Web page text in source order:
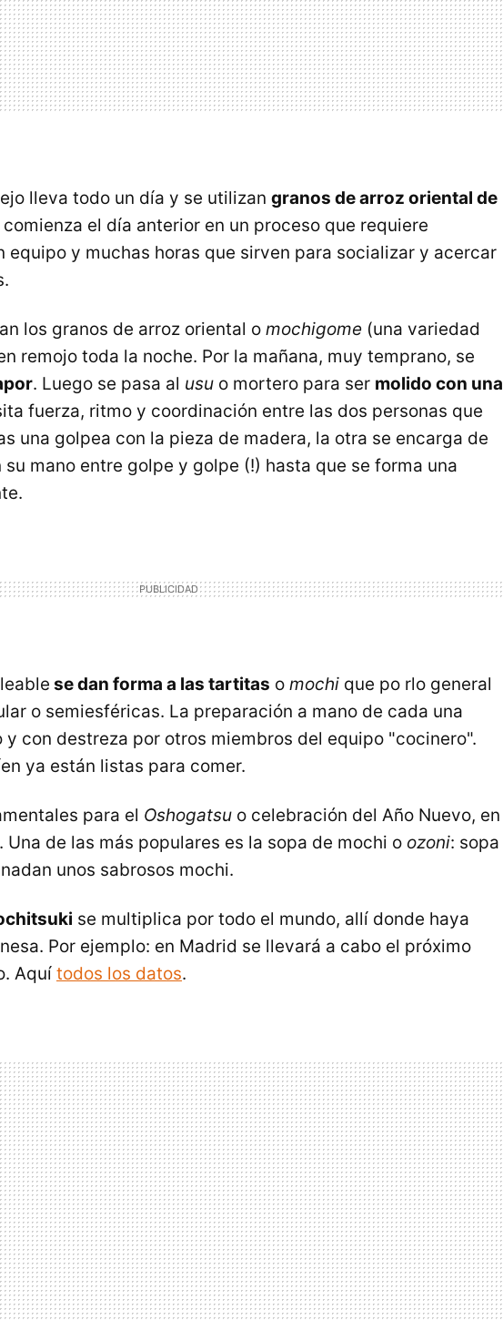
lleva todo un día y se utilizan granos de arroz oriental de
comienza el día anterior en un proceso que requiere
equipo y muchas horas que sirven para socializar y acercar
los granos de arroz oriental o mochigome (una variedad
remojo toda la noche. Por la mañana, muy temprano, se
. Luego se pasa al usu o mortero para ser molido con una
fuerza, ritmo y coordinación entre las dos personas que
una golpea con la pieza de madera, la otra se encarga de
mano entre golpe y golpe (!) hasta que se forma una
se dan forma a las tartitas o mochi que po rlo general
o semiesféricas. La preparación a mano de cada una
y con destreza por otros miembros del equipo "cocinero".
ya están listas para comer.
para el Oshogatsu o celebración del Año Nuevo, en
Una de las más populares es la sopa de mochi o ozoni: sopa
unos sabrosos mochi.
se multiplica por todo el mundo, allí donde haya
Por ejemplo: en Madrid se llevará a cabo el próximo
Aquí todos los datos.